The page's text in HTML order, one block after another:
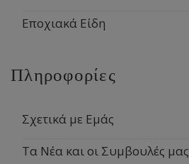
Εποχιακά Είδη
Πληροφορίες
Σχετικά με Εμάς
Τα Νέα και οι Συμβουλές μας